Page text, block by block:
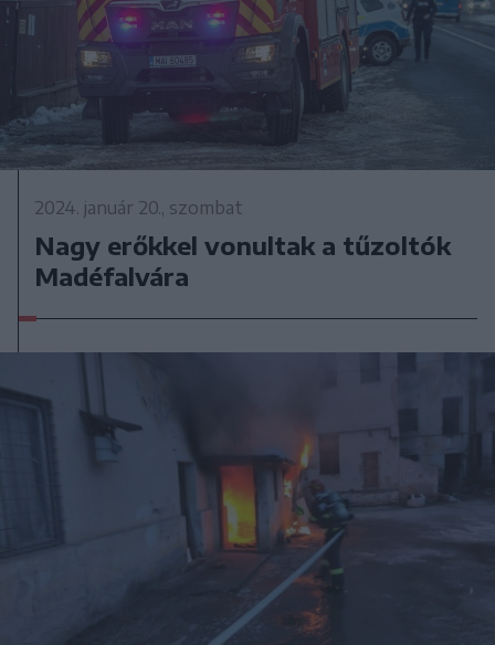
2024. január 20., szombat
Nagy erőkkel vonultak a tűzoltók
Madéfalvára